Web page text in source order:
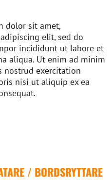
dolor sit amet,
elit, sed do
incididunt ut labore et
aliqua. Ut enim ad minim
nostrud exercitation
nisi ut aliquip ex ea
/ BORDSRYTTARE